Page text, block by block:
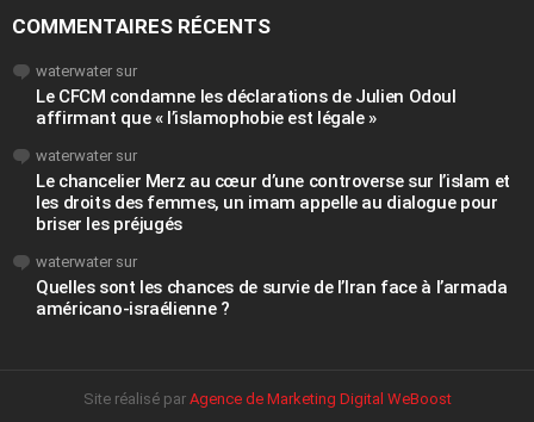
COMMENTAIRES RÉCENTS
waterwater sur
Le CFCM condamne les déclarations de Julien Odoul
affirmant que « l’islamophobie est légale »
waterwater sur
Le chancelier Merz au cœur d’une controverse sur l’islam et
les droits des femmes, un imam appelle au dialogue pour
briser les préjugés
waterwater sur
Quelles sont les chances de survie de l’Iran face à l’armada
américano-israélienne ?
Site réalisé par Agence de Marketing Digital WeBoost